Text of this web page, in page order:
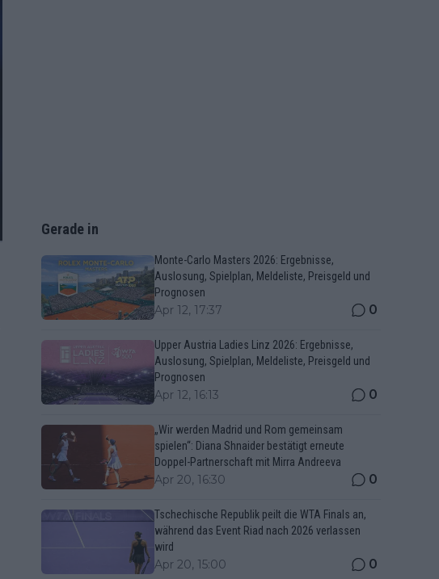
Gerade in
Monte-Carlo Masters 2026: Ergebnisse,
Auslosung, Spielplan, Meldeliste, Preisgeld und
Prognosen
Apr 12, 17:37 0
Upper Austria Ladies Linz 2026: Ergebnisse,
Auslosung, Spielplan, Meldeliste, Preisgeld und
Prognosen
Apr 12, 16:13 0
„Wir werden Madrid und Rom gemeinsam
spielen“: Diana Shnaider bestätigt erneute
Doppel-Partnerschaft mit Mirra Andreeva
Apr 20, 16:30 0
Tschechische Republik peilt die WTA Finals an,
während das Event Riad nach 2026 verlassen
wird
Apr 20, 15:00 0